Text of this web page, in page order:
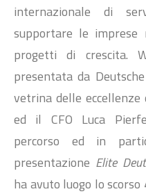
internazionale di
supportare le imprese
progetti di crescita.
presentata da
vetrina delle eccellenze
ed il CFO Luca
percorso ed in
presentazione Elite
ha avuto luogo lo